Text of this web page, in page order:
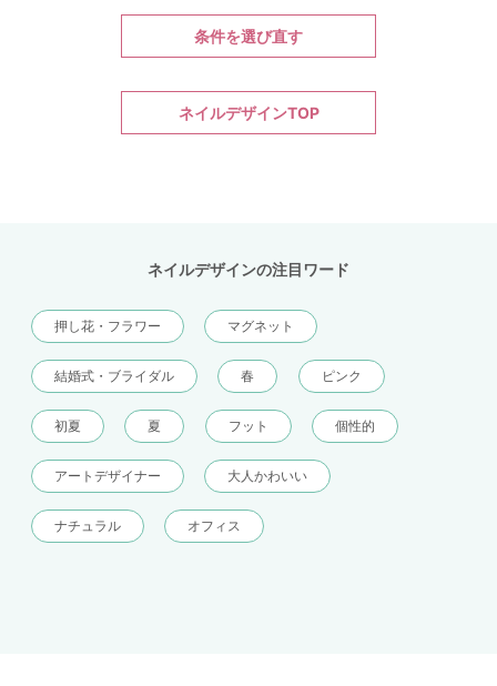
条件を選び直す
ネイルデザインTOP
ネイルデザインの注目ワード
押し花・フラワー マグネット
結婚式・ブライダル 春 ピンク
初夏 夏 フット 個性的
アートデザイナー 大人かわいい
ナチュラル オフィス